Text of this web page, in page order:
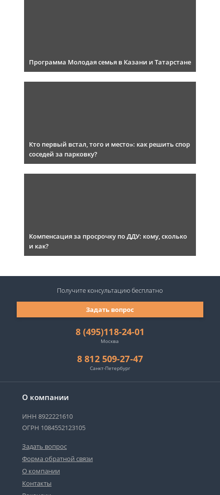
Программа Молодая семья в Казани и Татарстане
Кто первый встал, того и место»: как решить спор
соседей за парковку?
Компенсация за просрочку по ДДУ: кому, сколько
и как?
О компании
ИНН 8922221610
ОГРН 1084552123105
Задать вопрос
Форма обратной связи
О компании
Контакты
8 (495)118-24-01
Москва
8 812 509-27-47
Санкт-Петербург
Задать вопрос
Получите консультациюбесплатно